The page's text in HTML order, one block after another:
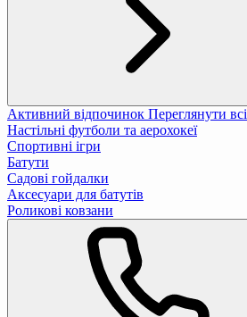
Активний відпочинок Переглянути всі
Настільні футболи та аерохокеї
Спортивні ігри
Батути
Садові гойдалки
Аксесуари для батутів
Роликові ковзани